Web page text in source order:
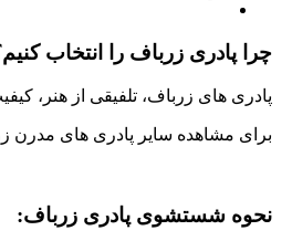
چرا پادری زرباف را انتخاب
پادری های زرباف، تلفیقی از هنر،
برای مشاهده سایر پادری های مدرن
نحوه شستشوی پادری زرباف: